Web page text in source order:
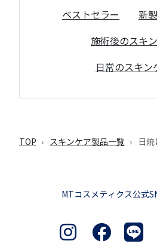
ベストセラー 新
施術後のスキ
日常のスキン
TOP スキンケア製品一覧 日
MTコスメティクス公式